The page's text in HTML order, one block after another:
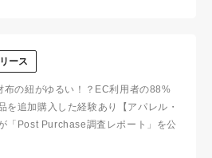
ース
布の紐がゆるい！？EC利用者の88%
を追加購入した経験あり【アパレル・
「Post Purchase調査レポート」を公